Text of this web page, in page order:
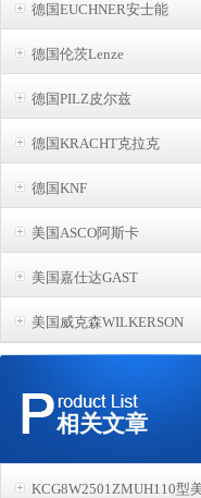
德国EUCHNER安士能
德国伦茨Lenze
德国PILZ皮尔兹
德国KRACHT克拉克
德国KNF
美国ASCO阿斯卡
美国嘉仕达GAST
美国威克森WILKERSON
相关文章
KCG8W2501ZMUH110型